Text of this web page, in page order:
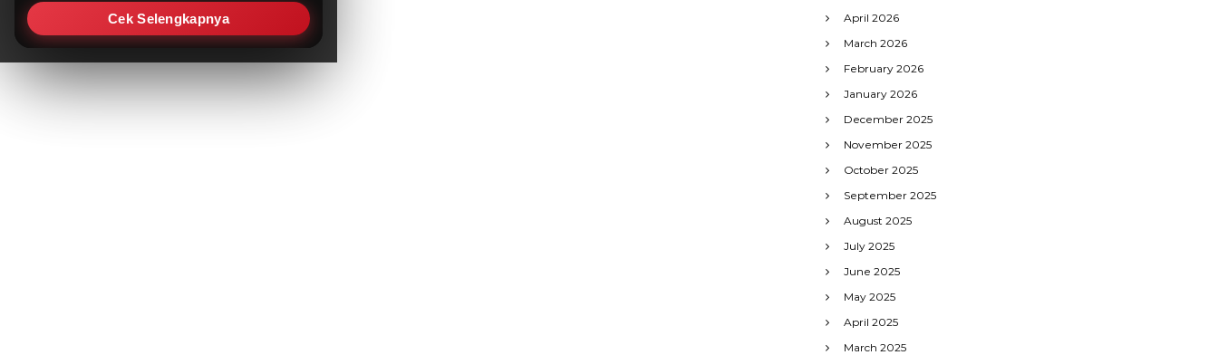
Cek Selengkapnya
April 2026
March 2026
February 2026
January 2026
December 2025
November 2025
October 2025
September 2025
August 2025
July 2025
June 2025
May 2025
April 2025
March 2025